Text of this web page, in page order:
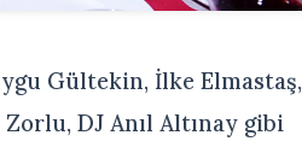
Gültekin, İlke Elmastaş,
DJ Anıl Altınay gibi